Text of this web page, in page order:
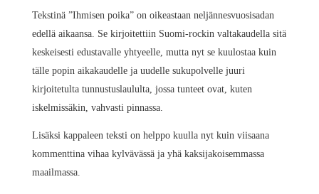
Tekstinä ”Ihmisen poika” on oikeastaan neljännesvuosisadan
edellä aikaansa. Se kirjoitettiin Suomi-rockin valtakaudella sitä
keskeisesti edustavalle yhtyeelle, mutta nyt se kuulostaa kuin
tälle popin aikakaudelle ja uudelle sukupolvelle juuri
kirjoitetulta tunnustuslaululta, jossa tunteet ovat, kuten
iskelmissäkin, vahvasti pinnassa.
Lisäksi kappaleen teksti on helppo kuulla nyt kuin viisaana
kommenttina vihaa kylvävässä ja yhä kaksijakoisemmassa
maailmassa.